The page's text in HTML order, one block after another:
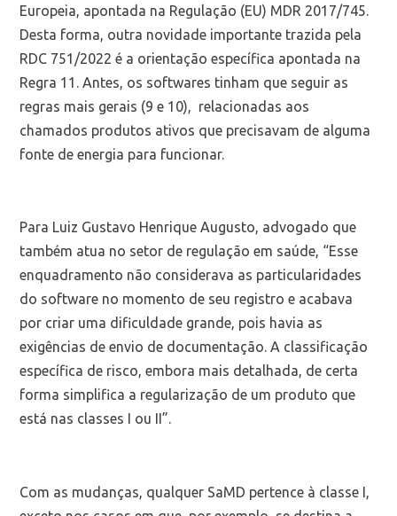
Europeia, apontada na Regulação (EU) MDR 2017/745.
Desta forma, outra novidade importante trazida pela
RDC 751/2022 é a orientação específica apontada na
Regra 11. Antes, os softwares tinham que seguir as
regras mais gerais (9 e 10), relacionadas aos
chamados produtos ativos que precisavam de alguma
fonte de energia para funcionar.
Para Luiz Gustavo Henrique Augusto, advogado que
também atua no setor de regulação em saúde, “Esse
enquadramento não considerava as particularidades
do software no momento de seu registro e acabava
por criar uma dificuldade grande, pois havia as
exigências de envio de documentação. A classificação
específica de risco, embora mais detalhada, de certa
forma simplifica a regularização de um produto que
está nas classes I ou II”.
Com as mudanças, qualquer SaMD pertence à classe I,